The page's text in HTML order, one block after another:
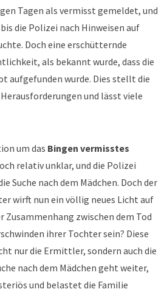
Tagen als vermisst gemeldet, und
die Polizei nach Hinweisen auf
Doch eine erschütternde
als bekannt wurde, dass die
aufgefunden wurde. Dies stellt die
und lässt viele
um das Bingen vermisstes
relativ unklar, und die Polizei
Suche nach dem Mädchen. Doch der
wirft nun ein völlig neues Licht auf
Zusammenhang zwischen dem Tod
ihrer Tochter sein? Diese
nur die Ermittler, sondern auch die
nach dem Mädchen geht weiter,
und belastet die Familie